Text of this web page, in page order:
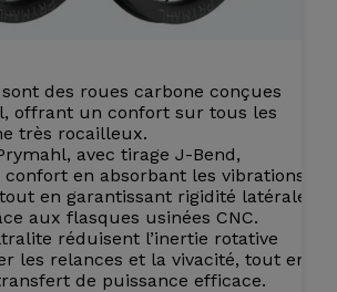
sont des roues carbone conçues
offrant un confort sur tous les
très rocailleux.
avec tirage J-Bend,
en absorbant les vibrations
en garantissant rigidité latérale
aux flasques usinées CNC.
réduisent l’inertie rotative
les relances et la vivacité, tout en
de puissance efficace.